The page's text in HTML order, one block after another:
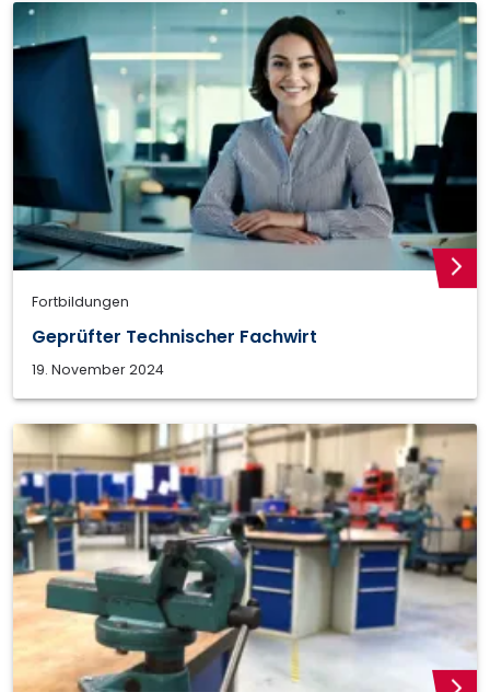
Fortbildungen
Geprüfter Technischer Fachwirt
19. November 2024